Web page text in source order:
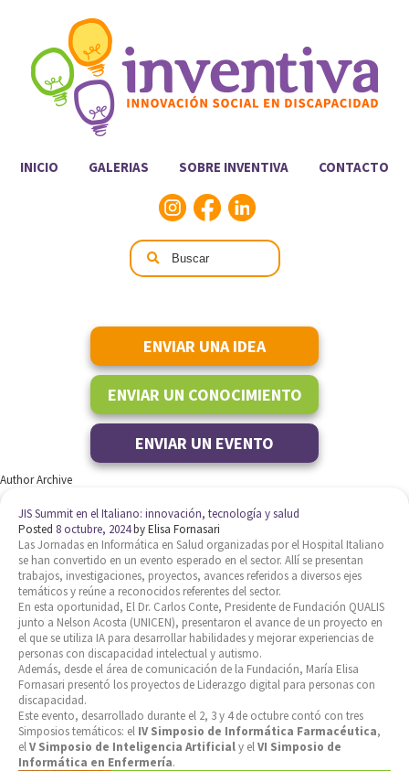
INICIO GALERIAS SOBRE INVENTIVA CONTACTO
ENVIAR UNA IDEA
ENVIAR UN CONOCIMIENTO
ENVIAR UN EVENTO
Author Archive
JIS Summit en el Italiano: innovación, tecnología y salud
Posted 8 octubre, 2024byElisa Fornasari
Las Jornadas en Informática en Salud organizadas por el Hospital Italiano
se han convertido en un evento esperado en el sector. Allí se presentan
trabajos, investigaciones, proyectos, avances referidos a diversos ejes
temáticos y reúne a reconocidos referentes del sector.
En esta oportunidad, El Dr. Carlos Conte, Presidente de Fundación QUALIS
junto a Nelson Acosta (UNICEN), presentaron el avance de un proyecto en
el que se utiliza IA para desarrollar habilidades y mejorar experiencias de
personas con discapacidad intelectual y autismo.
Además, desde el área de comunicación de la Fundación, María Elisa
Fornasari presentó los proyectos de Liderazgo digital para personas con
discapacidad.
Este evento, desarrollado durante el 2, 3 y 4 de octubre contó con tres
Simposios temáticos: el IV Simposio de Informática Farmacéutica,
elV Simposio de Inteligencia Artificialy elVI Simposio de
Informática en Enfermería.